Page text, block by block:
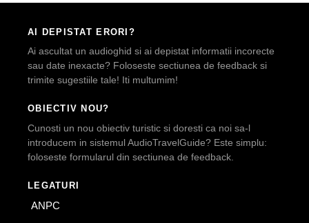
AI DEPISTAT ERORI?
Ai ascultat un audioghid si ai depistat informatii incorecte
sau date inexacte? Foloseste sectiunea de feedback si
trimite sugestiile tale! Iti multumim!
OBIECTIV NOU?
Cunosti un nou obiectiv turistic si doresti ca noi sa-l
introducem in sistemul AudioTravelGuide? Este simplu:
foloseste formularul din sectiunea de feedback.
LEGATURI
ANPC